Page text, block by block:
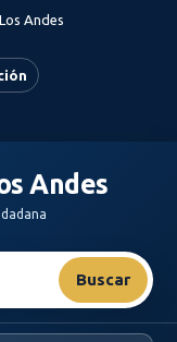
Andes
Andes
Buscar